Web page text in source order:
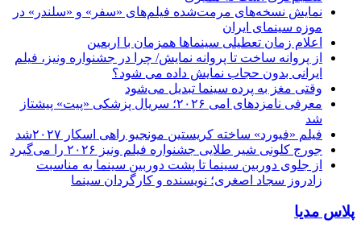
نمایش نسخه‌های مرمت‌شده فیلم‌های «سفر» و «سلندر» در
موزه سینمای ایران
اعلام زمان تعطیلی سینماها همزمان با اربعین
از پروانه ساخت تا پروانه نمایش/ چرا در جشنواره ونیز، فیلم
ایرانی بدون حجاب نمایش داده می شود؟
وقتی مغز به پرده سینما تبدیل می‌شود
معرفی نامزدهای امی ۲۰۲۶؛ سریال پزشکی «پیت» پیشتاز
شد
فیلم «فیورد» ساخته کریستین مونجیو راهی اسکار ۲۰۲۷شد
جورج کلونی شیر طلایی جشنواره فیلم ونیز ۲۰۲۶ را می‌گیرد
از جلوی دوربین سینما تا پشت دوربین سینما به مناسبت
زادروز سجاد اصغری؛ نویسنده و کارگردان سینما
پلاس مدیا